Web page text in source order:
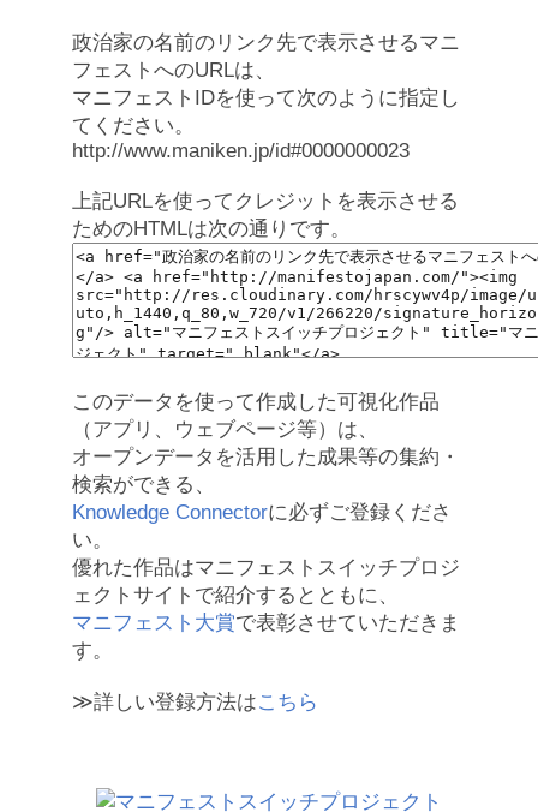
政治家の名前のリンク先で表示させるマニ
フェストへのURLは、
マニフェストIDを使って次のように指定し
てください。
http://www.maniken.jp/id#0000000023
上記URLを使ってクレジットを表示させる
ためのHTMLは次の通りです。
このデータを使って作成した可視化作品
（アプリ、ウェブページ等）は、
オープンデータを活用した成果等の集約・
検索ができる、
Knowledge Connectorに必ずご登録くださ
い。
優れた作品はマニフェストスイッチプロジ
ェクトサイトで紹介するとともに、
マニフェスト大賞で表彰させていただきま
す。
≫詳しい登録方法はこちら